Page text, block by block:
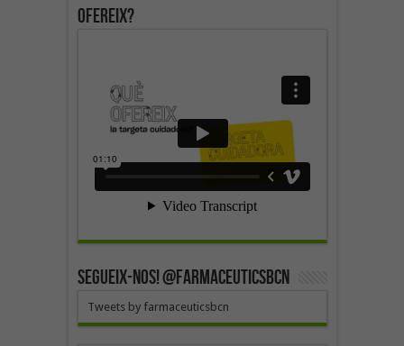
ofereix?
SEGUEIX-NOS! @farmaceuticsbcn
Tweets by farmaceuticsbcn